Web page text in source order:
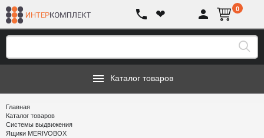
❤ 0
Каталог товаров
Главная
Каталог товаров
Системы выдвижения
Ящики MERIVOBOX